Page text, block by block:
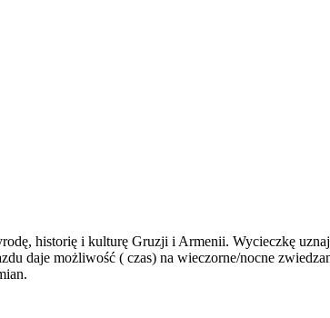
historię i kulturę Gruzji i Armenii. Wycieczkę
daje możliwość ( czas) na wieczorne/nocne